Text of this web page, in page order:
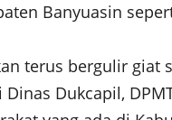
Banyuasin
terus bergulir
Dukcapil,